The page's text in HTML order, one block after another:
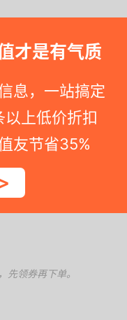
才是有气质
息，一站搞定
上低价折扣
友节省35%
已恢复，可能就
先领券再下单。